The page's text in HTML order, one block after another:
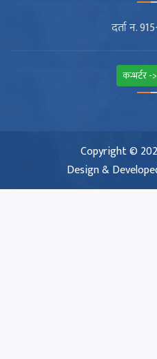
दर्ता न.
कन्भर्टर -
Copyright ©
Design &